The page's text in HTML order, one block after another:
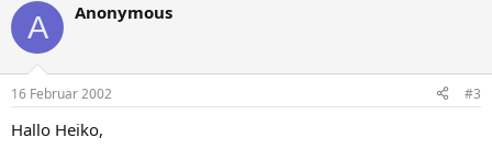
A Anonymous
16 Februar 2002 #3
Hallo Heiko,